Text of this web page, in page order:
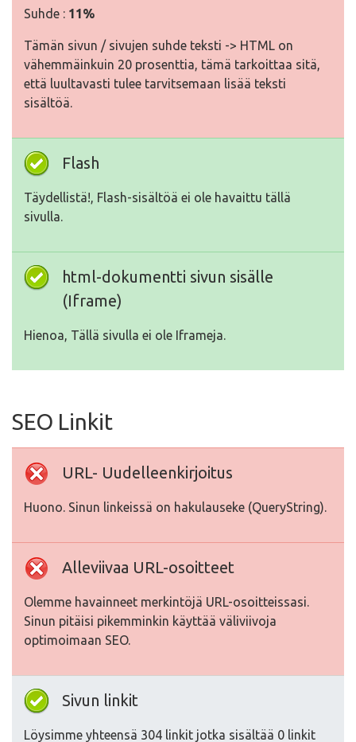
Suhde : 11%
Tämän sivun / sivujen suhde teksti -> HTML on
vähemmäinkuin 20 prosenttia, tämä tarkoittaa sitä,
että luultavasti tulee tarvitsemaan lisää teksti
sisältöä.
Flash
Täydellistä!, Flash-sisältöä ei ole havaittu tällä
sivulla.
html-dokumentti sivun sisälle
(Iframe)
Hienoa, Tällä sivulla ei ole Iframeja.
SEO Linkit
URL- Uudelleenkirjoitus
Huono. Sinun linkeissä on hakulauseke (QueryString).
Alleviivaa URL-osoitteet
Olemme havainneet merkintöjä URL-osoitteissasi.
Sinun pitäisi pikemminkin käyttää väliviivoja
optimoimaan SEO.
Sivun linkit
Löysimme yhteensä 304 linkit jotka sisältää 0 linkit